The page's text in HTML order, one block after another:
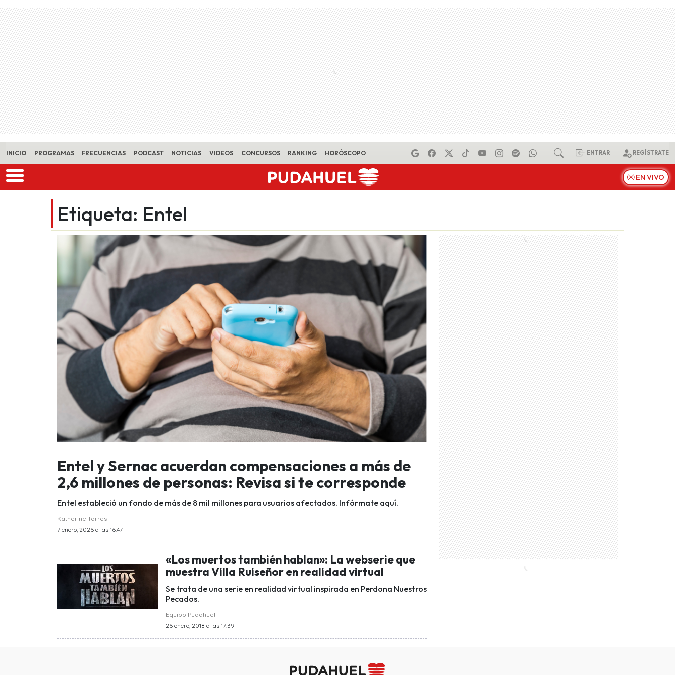
Skip to main content
INICIO PROGRAMAS FRECUENCIAS PODCAST NOTICIAS VIDEOS CONCURSOS RANKING HORÓSCOPO ENTRAR REGÍSTRATE
EN VIVO
Etiqueta: Entel
Entel y Sernac acuerdan compensaciones a más de
2,6 millones de personas: Revisa si te corresponde
Entel estableció un fondo de más de 8 mil millones para usuarios afectados. Infórmate aquí.
Katherine Torres
7 enero, 2026 a las 16:47
«Los muertos también hablan»: La webserie que
muestra Villa Ruiseñor en realidad virtual
Se trata de una serie en realidad virtual inspirada en Perdona Nuestros
Pecados.
Equipo Pudahuel
26 enero, 2018 a las 17:39